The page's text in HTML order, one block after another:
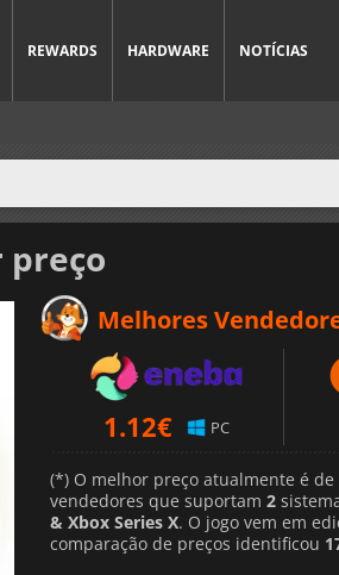
REWARDS HARDWARE NOTÍCIAS
preço
Melhores
1.12€ PC
(*) O melhor preço atualmente é de
vendedores que suportam 2
& Xbox Series X. O jogo vem em
comparação de preços identificou